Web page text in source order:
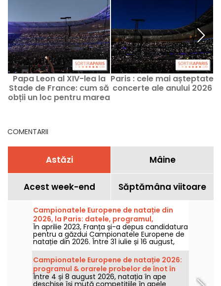
Papa Leon al XIV-lea la
Stade de France: cum să
obții un loc pentru marea
Paris : cele mai așteptate
concerte ale anului 2026
COMENTARII
Astăzi Mâine
Acest week-end Săptămâna viitoare
Campionatele Europene de natație din
2026, la Paris: datele, programul,
informații despre competiție
În aprilie 2023, Franța și-a depus candidatura
pentru a găzdui Campionatele Europene de
natație din 2026. Între 31 iulie și 16 august,
Centrul Acvatic Olimpic vă așteaptă pentru
a încuraja înotătorii noștri. Iată toate
informațiile pe care trebuie să le cunoașteți
despre competiție și probe!
Campionatele Europene de natație 2026:
programul & orarele probelor de înot în
ape deschise
Între 4 și 8 august 2026, natația în ape
deschise își mută competițiile în apele